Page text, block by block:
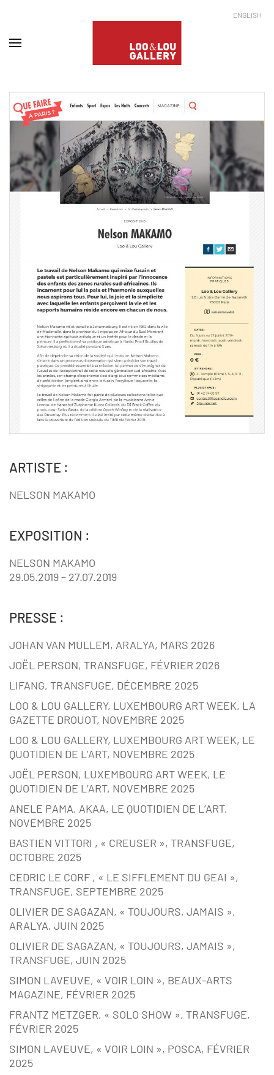
ENGLISH
ARTISTE :
NELSON MAKAMO
EXPOSITION :
NELSON MAKAMO
29.05.2019 – 27.07.2019
PRESSE :
JOHAN VAN MULLEM, ARALYA, MARS 2026
JOËL PERSON, TRANSFUGE, FÉVRIER 2026
LIFANG, TRANSFUGE, DÉCEMBRE 2025
LOO & LOU GALLERY, LUXEMBOURG ART WEEK, LA
GAZETTE DROUOT, NOVEMBRE 2025
LOO & LOU GALLERY, LUXEMBOURG ART WEEK, LE
QUOTIDIEN DE L’ART, NOVEMBRE 2025
JOËL PERSON, LUXEMBOURG ART WEEK, LE
QUOTIDIEN DE L’ART, NOVEMBRE 2025
ANELE PAMA, AKAA, LE QUOTIDIEN DE L’ART,
NOVEMBRE 2025
BASTIEN VITTORI , « CREUSER », TRANSFUGE,
OCTOBRE 2025
CEDRIC LE CORF , « LE SIFFLEMENT DU GEAI »,
TRANSFUGE, SEPTEMBRE 2025
OLIVIER DE SAGAZAN, « TOUJOURS, JAMAIS »,
ARALYA, JUIN 2025
OLIVIER DE SAGAZAN, « TOUJOURS, JAMAIS »,
TRANSFUGE, JUIN 2025
SIMON LAVEUVE, « VOIR LOIN », BEAUX-ARTS
MAGAZINE, FÉVRIER 2025
FRANTZ METZGER, « SOLO SHOW », TRANSFUGE,
FÉVRIER 2025
SIMON LAVEUVE, « VOIR LOIN », POSCA, FÉVRIER
2025